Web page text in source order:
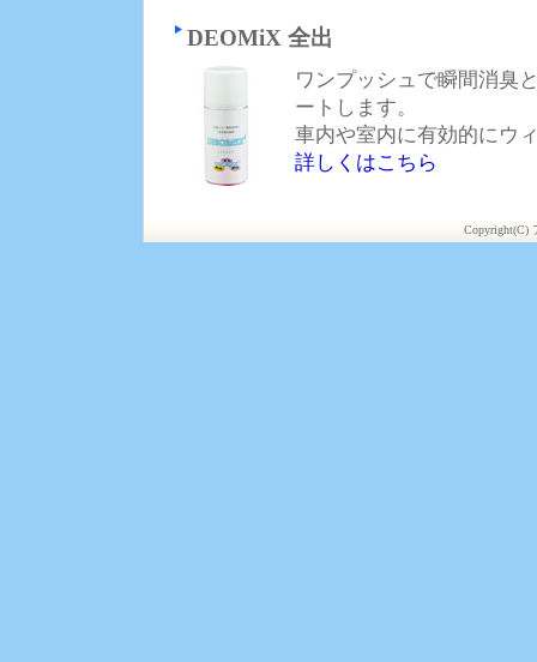
DEOMiX 全出
ワンプッシュで瞬間消臭
ートします。
車内や室内に有効的にウ
詳しくはこちら
Copyright(C)